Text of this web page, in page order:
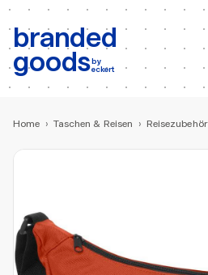
branded
goodsby
eckert
b: Produktsuche
Home › Taschen & Reisen › Reisezubehör